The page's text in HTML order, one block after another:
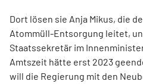
Dort lösen sie Anja Mikus, die
Atommüll-Entsorgung leitet,
Staatssekretär im
Amtszeit hätte erst 2023
will die Regierung mit den